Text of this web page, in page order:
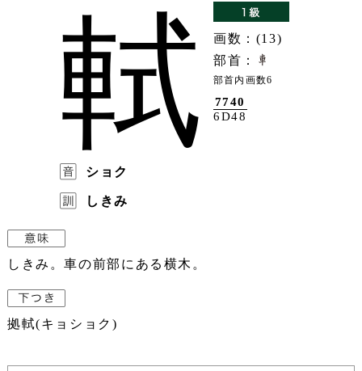
軾
画数：(13)
部首：
部首内画数6
7740
6D48
ショク
しきみ
しきみ。車の前部にある横木。
拠軾(キョショク)